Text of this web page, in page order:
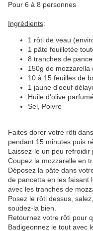
Pour 6 à 8 personnes
Ingrédients:
1 rôti de veau
1 pâte feuilletée
8 tranches de
150g de mozzarella
10 à 15 feuilles de
1 jaune d'oeuf
Huile d'olive
Sel, Poivre
Faites dorer votre rôti
pendant 15 minutes puis
Laissez-le un peu refroidir
Coupez la mozzarelle en
Déposez la pâte dans
de pancetta en les faisant
avec les tranches de
Posez le rôti dessus,
soudez-la bien.
Retournez votre rôti pour
Badigeonnez le tout avec